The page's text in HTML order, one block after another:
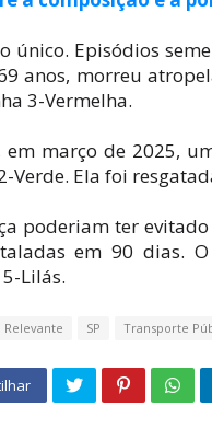
único. Episódios
anos, morreu
3-Vermelha.
em março de 2025,
Verde. Ela foi
poderiam ter
em 90 dias.
Lilás.
Relevante SP Transporte